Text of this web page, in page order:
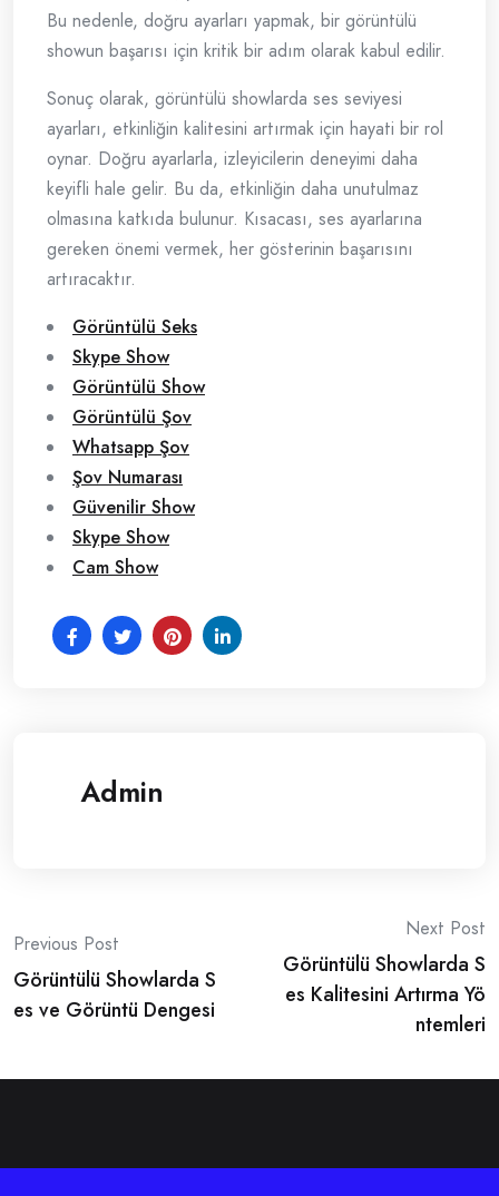
Bu nedenle, doğru ayarları yapmak, bir görüntülü
showun başarısı için kritik bir adım olarak kabul edilir.
Sonuç olarak, görüntülü showlarda ses seviyesi
ayarları, etkinliğin kalitesini artırmak için hayati bir rol
oynar. Doğru ayarlarla, izleyicilerin deneyimi daha
keyifli hale gelir. Bu da, etkinliğin daha unutulmaz
olmasına katkıda bulunur. Kısacası, ses ayarlarına
gereken önemi vermek, her gösterinin başarısını
artıracaktır.
Görüntülü Seks
Skype Show
Görüntülü Show
Görüntülü Şov
Whatsapp Şov
Şov Numarası
Güvenilir Show
Skype Show
Cam Show
Admin
Post
navigation
Previous Post
Görüntülü Showlarda S
es ve Görüntü Dengesi
Next Post
Görüntülü Showlarda S
es Kalitesini Artırma Yö
ntemleri